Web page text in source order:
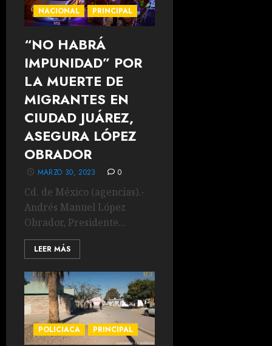
NACIONAL PRINCIPAL
“NO HABRÁ
IMPUNIDAD” POR
LA MUERTE DE
MIGRANTES EN
CIUDAD JUÁREZ,
ASEGURA LÓPEZ
OBRADOR
MARZO 30, 2023 0
Cd. de México (agencias).-
Andrés Manuel López
Obrador, Presidente...
LEER MÁS
POLICIACA PRINCIPAL